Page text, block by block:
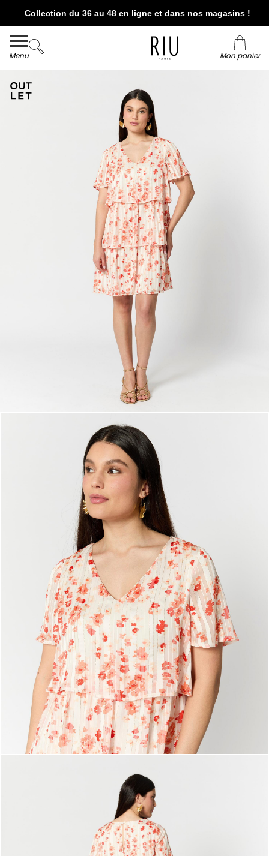
Collection du 36 au 48 en ligne et dans nos magasins !
Livraison et retour offerts* en boutiques RIU
Menu Mon panier